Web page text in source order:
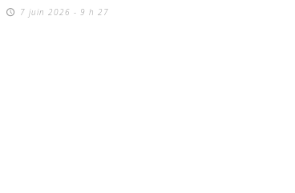
7 juin 2026 - 9 h 27